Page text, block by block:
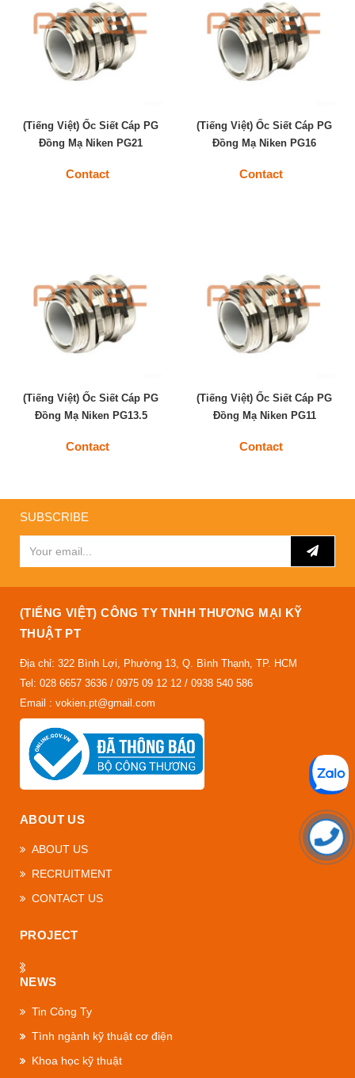
(Tiếng Việt) Ốc Siết Cáp PG
Đồng Mạ Niken PG21
Contact
(Tiếng Việt) Ốc Siết Cáp PG
Đồng Mạ Niken PG16
Contact
(Tiếng Việt) Ốc Siết Cáp PG
Đồng Mạ Niken PG13.5
Contact
(Tiếng Việt) Ốc Siết Cáp PG
Đồng Mạ Niken PG11
Contact
SUBSCRIBE
(TIẾNG VIỆT) CÔNG TY TNHH THƯƠNG MẠI KỸ
THUẬT PT
Địa chỉ: 322 Bình Lợi, Phường 13, Q. Bình Thạnh, TP. HCM
Tel: 028 6657 3636 / 0975 09 12 12 / 0938 540 586
Email : vokien.pt@gmail.com
ABOUT US
ABOUT US
RECRUITMENT
CONTACT US
PROJECT
NEWS
Tin Công Ty
Tình ngành kỹ thuật cơ điện
Khoa học kỹ thuật